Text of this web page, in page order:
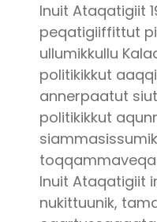
Inuit Ataqatigiit
peqatigiiffittut
ullumikkullu
politikikkut
annerpaatut
politikikkut
siammasissumik
Inuit Ataqatigiit
nukittuunik,